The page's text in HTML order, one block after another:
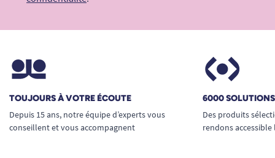
TOUJOURS À VOTRE ÉCOUTE
Depuis 15 ans, notre équipe d’experts vous
conseillent et vous accompagnent
6000
Des produits
rendons